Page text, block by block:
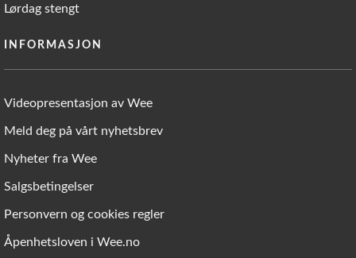
Lørdag stengt
INFORMASJON
Videopresentasjon av Wee
Meld deg på vårt nyhetsbrev
Nyheter fra Wee
Salgsbetingelser
Personvern og cookies regler
Åpenhetsloven i Wee.no